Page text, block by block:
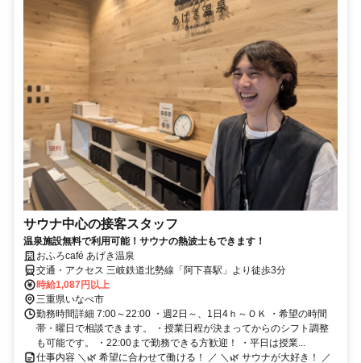
サウナ中心の接客スタッフ
温泉施設無料で利用可能！サウナの熱波士もできます！
おふろcafé あげき温泉
交通・アクセス 三岐鉄道北勢線「阿下喜駅」より徒歩3分
時給1,087円以上
三重県いなべ市
勤務時間詳細 7:00～22:00 ・週2日～、1日4ｈ～ＯＫ ・希望の時間
帯・曜日で相談できます。 ・授業日程が決まってからのシフト調整
も可能です。 ・22:00まで勤務できる方歓迎！ ・平日は授業...
仕事内容 ＼🌿 希望に合わせて働ける！ ／ ＼🌿 サウナが大好き！ ／